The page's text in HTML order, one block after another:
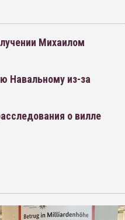
Михаилом
Навальному из-за
о вилле